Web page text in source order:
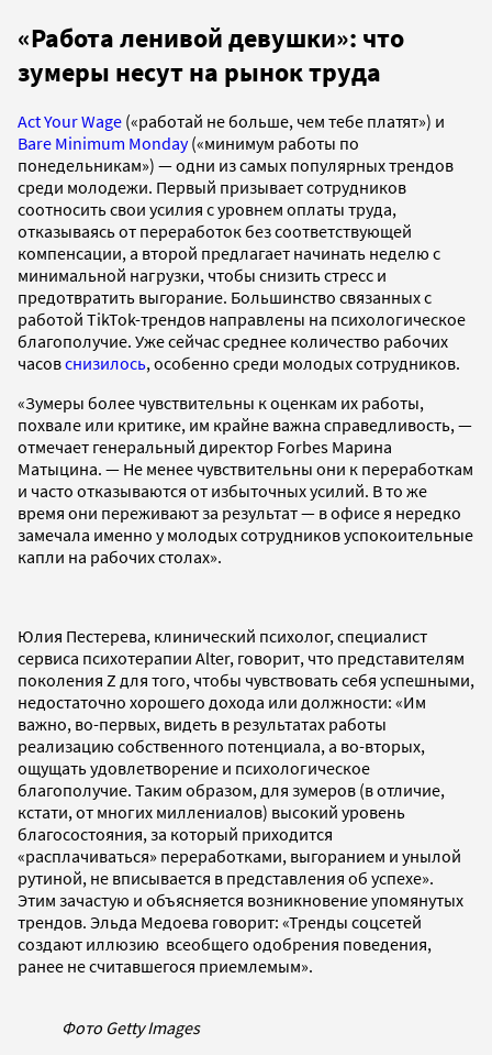
«Работа ленивой девушки»: что
зумеры несут на рынок труда
Act Your Wage («работай не больше, чем тебе платят») и
Bare Minimum Monday(«минимум работы по
понедельникам») — одни из самых популярных трендов
среди молодежи. Первый призывает сотрудников
соотносить свои усилия с уровнем оплаты труда,
отказываясь от переработок без соответствующей
компенсации, а второй предлагает начинать неделю с
минимальной нагрузки, чтобы снизить стресс и
предотвратить выгорание. Большинство связанных с
работой TikTok-трендов направлены на психологическое
благополучие. Уже сейчас среднее количество рабочих
часовснизилось, особенно среди молодых сотрудников.
«Зумеры более чувствительны к оценкам их работы,
похвале или критике, им крайне важна справедливость, —
отмечает генеральный директор Forbes Марина
Матыцина. — Не менее чувствительны они к переработкам
и часто отказываются от избыточных усилий. В то же
время они переживают за результат — в офисе я нередко
замечала именно у молодых сотрудников успокоительные
капли на рабочих столах».
Юлия Пестерева, клинический психолог, специалист
сервиса психотерапии Alter, говорит, что представителям
поколения Z для того, чтобы чувствовать себя успешными,
недостаточно хорошего дохода или должности: «Им
важно, во-первых, видеть в результатах работы
реализацию собственного потенциала, а во-вторых,
ощущать удовлетворение и психологическое
благополучие. Таким образом, для зумеров (в отличие,
кстати, от многих миллениалов) высокий уровень
благосостояния, за который приходится
«расплачиваться» переработками, выгоранием и унылой
рутиной, не вписывается в представления об успехе».
Этим зачастую и объясняется возникновение упомянутых
трендов. Эльда Медоева говорит: «Тренды соцсетей
создают иллюзию всеобщего одобрения поведения,
ранее не считавшегося приемлемым».
Фото Getty Images